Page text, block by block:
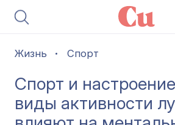
Жизнь Спорт
Спорт и
виды активности